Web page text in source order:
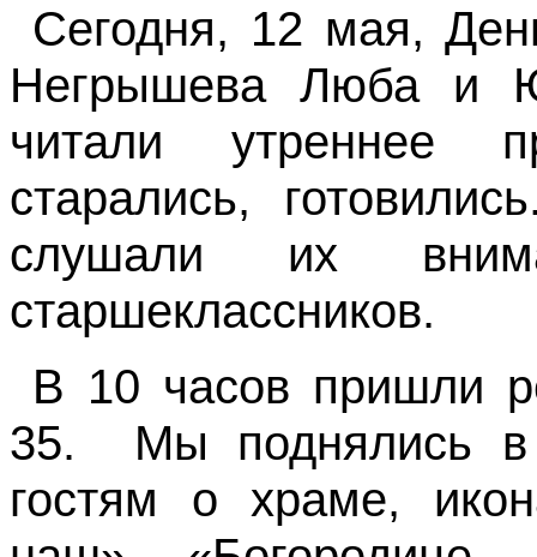
Сегодня, 12 мая,
Негрышева Люба и
читали утреннее
старались,
слушали их
старшеклассников.
В 10 часов пришли
35.
Мы поднялись
гостям о храме,